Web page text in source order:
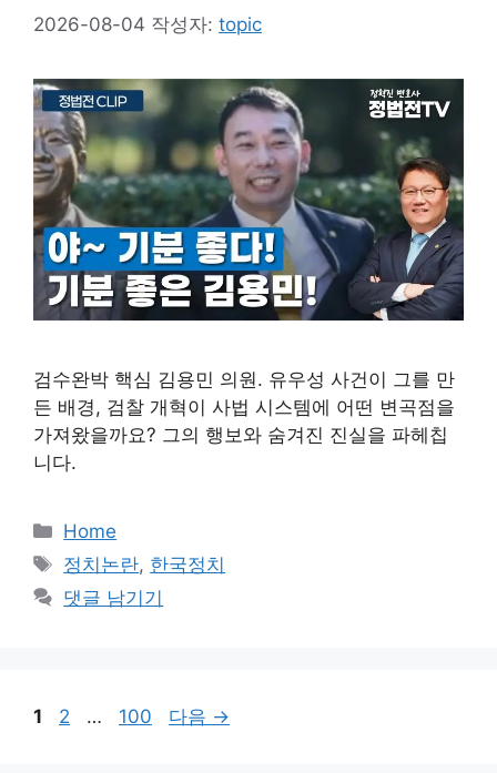
2026-08-04 작성자: topic
검수완박 핵심 김용민 의원. 유우성 사건이 그를 만
든 배경, 검찰 개혁이 사법 시스템에 어떤 변곡점을
가져왔을까요? 그의 행보와 숨겨진 진실을 파헤칩
니다.
카
테
리
Home
태
그
정치논란, 한국정치
댓글 남기기
페
1
페
2 …
페
100 다음 →